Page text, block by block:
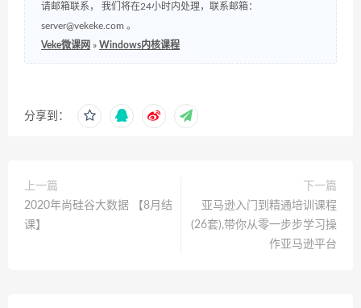
请邮箱联系， 我们将在24小时内处理，联系邮箱：
server@vekeke.com 。
Veke微课网 » Windows内核课程
分享到：
上一篇
2020年尚硅谷大数据 【8月结
课】
下一篇
亚马逊入门到精通培训课程
(26套),带你从零一步步学习操
作亚马逊平台